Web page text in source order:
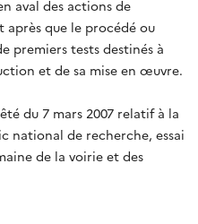
aval des actions de
que le procédé ou
premiers tests destinés à
et de sa mise en œuvre.
du 7 mars 2007 relatif à la
national de recherche, essai
de la voirie et des